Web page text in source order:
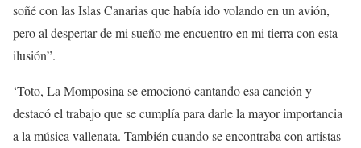
soñé con las Islas Canarias que había ido volando en un avión,
pero al despertar de mi sueño me encuentro en mi tierra con esta
ilusión”.
‘Toto, La Momposina se emocionó cantando esa canción y
destacó el trabajo que se cumplía para darle la mayor importancia
a la música vallenata. También cuando se encontraba con artistas